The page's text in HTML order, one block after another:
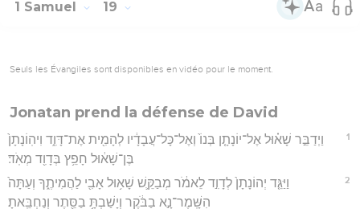
1 Samuel 19
Seuls les Évangiles sont disponibles en vidéo pour le moment.
Jonatan prend la défense de David
1
וַיְדַבֵּ֣ר שָׁא֗וּל אֶל־יוֹנָתָ֤ן בְּנוֹ֙ וְאֶל־כָּל־עֲבָדָ֔יו לְהָמִ֖ית אֶת־דָּוִ֑ד וִיהֽוֹנָתָן֙
בֶּן־שָׁא֔וּל חָפֵ֥ץ בְּדָוִ֖ד מְאֹֽד׃
2
וַיַּגֵּ֤ד יְהוֹנָתָן֙ לְדָוִ֣ד לֵאמֹ֔ר מְבַקֵּ֛שׁ שָׁא֥וּל אָבִ֖י לַהֲמִיתֶ֑ךָ וְעַתָּה֙
הִשָּֽׁמֶר־נָ֣א בַבֹּ֔קֶר וְיָשַׁבְתָּ֥ בַסֵּ֖תֶר וְנַחְבֵּֽאתָ׃